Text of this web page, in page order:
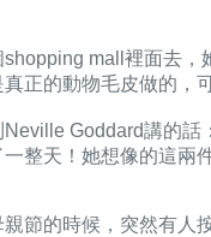
mall裡面去
正的動物毛皮做的，
Goddard講的
整天！她想像的這兩
節的時候，突然有人